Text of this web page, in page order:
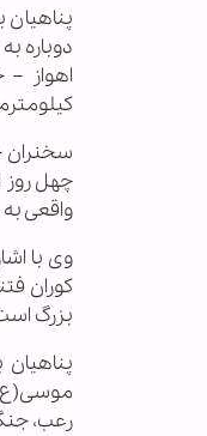
دوباره
اهواز –
سخنران
چهل روز
واقعی
وی با
کوران
بزرگ
موسی(ع)
رعب،